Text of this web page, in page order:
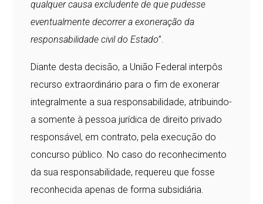
qualquer causa excludente de que pudesse
eventualmente decorrer a exoneração da
responsabilidade civil do Estado”.
Diante desta decisão, a União Federal interpôs
recurso extraordinário para o fim de exonerar
integralmente a sua responsabilidade, atribuindo-
a somente à pessoa jurídica de direito privado
responsável, em contrato, pela execução do
concurso público. No caso do reconhecimento
da sua responsabilidade, requereu que fosse
reconhecida apenas de forma subsidiária.